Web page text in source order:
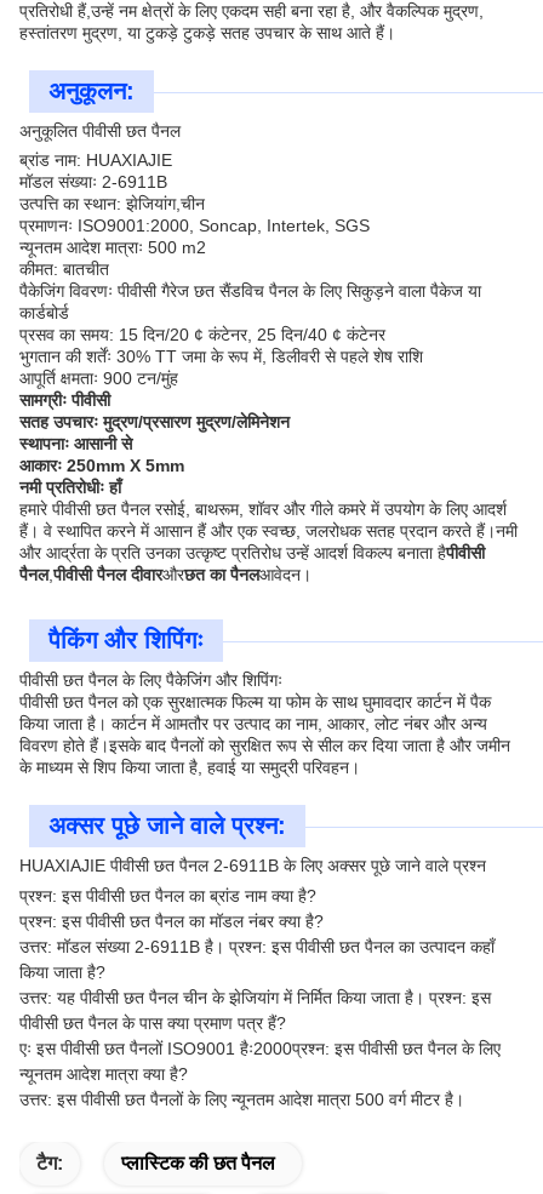
प्रतिरोधी हैं,उन्हें नम क्षेत्रों के लिए एकदम सही बना रहा है, और वैकल्पिक मुद्रण,
हस्तांतरण मुद्रण, या टुकड़े टुकड़े सतह उपचार के साथ आते हैं।
अनुकूलन:
अनुकूलित पीवीसी छत पैनल
ब्रांड नाम: HUAXIAJIE
मॉडल संख्याः 2-6911B
उत्पत्ति का स्थान: झेजियांग,चीन
प्रमाणनः ISO9001:2000, Soncap, Intertek, SGS
न्यूनतम आदेश मात्राः 500 m2
कीमत: बातचीत
पैकेजिंग विवरणः पीवीसी गैरेज छत सैंडविच पैनल के लिए सिकुड़ने वाला पैकेज या
कार्डबोर्ड
प्रसव का समय: 15 दिन/20 ¢ कंटेनर, 25 दिन/40 ¢ कंटेनर
भुगतान की शर्तेंः 30% TT जमा के रूप में, डिलीवरी से पहले शेष राशि
आपूर्ति क्षमताः 900 टन/मुंह
सामग्रीः पीवीसी
सतह उपचारः मुद्रण/प्रसारण मुद्रण/लेमिनेशन
स्थापनाः आसानी से
आकारः 250mm X 5mm
नमी प्रतिरोधीः हाँ
हमारे पीवीसी छत पैनल रसोई, बाथरूम, शॉवर और गीले कमरे में उपयोग के लिए आदर्श
हैं। वे स्थापित करने में आसान हैं और एक स्वच्छ, जलरोधक सतह प्रदान करते हैं।नमी
और आर्द्रता के प्रति उनका उत्कृष्ट प्रतिरोध उन्हें आदर्श विकल्प बनाता हैपीवीसी
पैनल,पीवीसी पैनल दीवारऔरछत का पैनलआवेदन।
पैकिंग और शिपिंगः
पीवीसी छत पैनल के लिए पैकेजिंग और शिपिंगः
पीवीसी छत पैनल को एक सुरक्षात्मक फिल्म या फोम के साथ घुमावदार कार्टन में पैक
किया जाता है। कार्टन में आमतौर पर उत्पाद का नाम, आकार, लोट नंबर और अन्य
विवरण होते हैं।इसके बाद पैनलों को सुरक्षित रूप से सील कर दिया जाता है और जमीन
के माध्यम से शिप किया जाता है, हवाई या समुद्री परिवहन।
अक्सर पूछे जाने वाले प्रश्न:
HUAXIAJIE पीवीसी छत पैनल 2-6911B के लिए अक्सर पूछे जाने वाले प्रश्न
प्रश्न: इस पीवीसी छत पैनल का ब्रांड नाम क्या है?
प्रश्न: इस पीवीसी छत पैनल का मॉडल नंबर क्या है?
उत्तर: मॉडल संख्या 2-6911B है। प्रश्न: इस पीवीसी छत पैनल का उत्पादन कहाँ
किया जाता है?
उत्तर: यह पीवीसी छत पैनल चीन के झेजियांग में निर्मित किया जाता है। प्रश्न: इस
पीवीसी छत पैनल के पास क्या प्रमाण पत्र हैं?
एः इस पीवीसी छत पैनलों ISO9001 हैः2000प्रश्न: इस पीवीसी छत पैनल के लिए
न्यूनतम आदेश मात्रा क्या है?
उत्तर: इस पीवीसी छत पैनलों के लिए न्यूनतम आदेश मात्रा 500 वर्ग मीटर है।
टैग: प्लास्टिक की छत पैनल